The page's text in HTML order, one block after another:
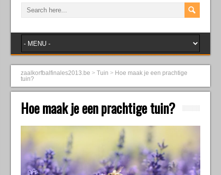
zaalkorfbalfinales2013.be >Tuin > Hoe maak je een prachtige
tuin?
Hoe maak je een prachtige tuin?